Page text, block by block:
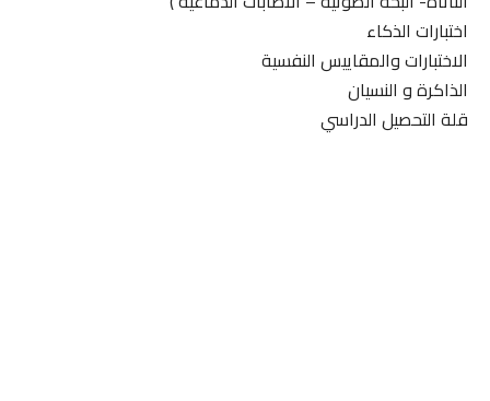
اختبارات الذكاء
الاختبارات والمقاييس النفسية
الذاكرة و النسيان
قلة التحصيل الدراسي